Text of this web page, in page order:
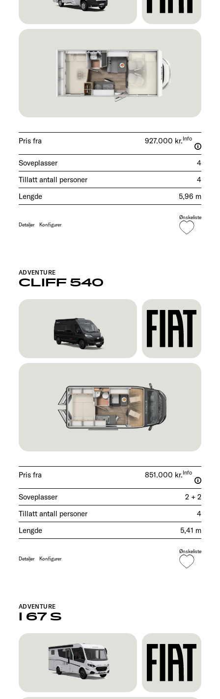
Pris fra 927.000 kr.Info
Soveplasser
4
Tillatt antall personer
4
Lengde
5,96 m
Detaljer Konfigurer
Ønskeliste
CLIFF 540
ADVENTURE
Pris fra 851.000 kr.Info
Soveplasser
2 + 2
Tillatt antall personer
4
Lengde
5,41 m
Detaljer Konfigurer
Ønskeliste
I 67 S
ADVENTURE